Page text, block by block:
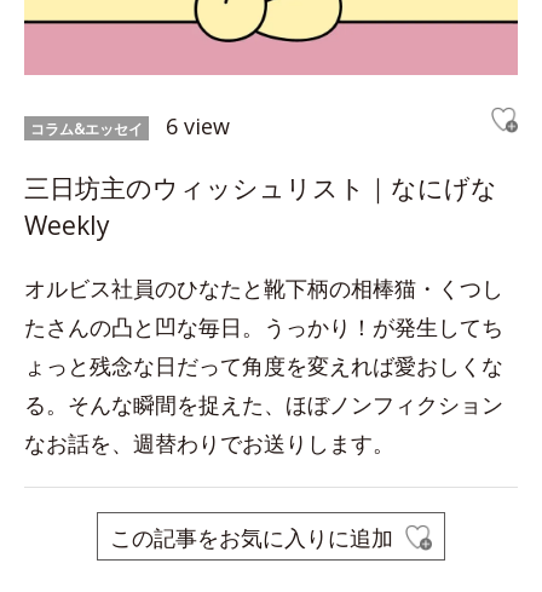
コラム&エッセイ 6 view
三日坊主のウィッシュリスト｜なにげな
Weekly
オルビス社員のひなたと靴下柄の相棒猫・くつし
たさんの凸と凹な毎日。うっかり！が発生してち
ょっと残念な日だって角度を変えれば愛おしくな
る。そんな瞬間を捉えた、ほぼノンフィクション
なお話を、週替わりでお送りします。
この記事をお気に入りに追加